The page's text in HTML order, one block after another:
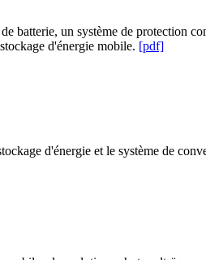
batterie, un système de protection
d'énergie mobile. [pdf]
d'énergie et le système de